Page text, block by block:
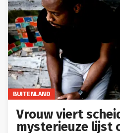
BUITENLAND
Vrouw viert
mysterieuze lijst